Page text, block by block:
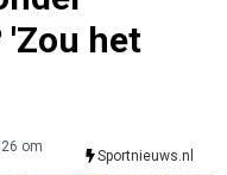
'Zou het
om
Sportnieuws.nl